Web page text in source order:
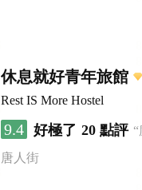
休息就好青年旅館
Rest IS More Hostel
9.4 好極了 20 點評
唐人街